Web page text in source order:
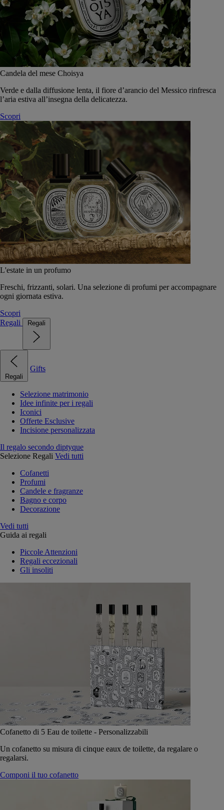
Candela del mese Choisya
Verde e dalla diffusione lenta, il fiore d’arancio del Messico rinfresca
l’aria estiva all’insegna della delicatezza.
Scopri
L'estate in un profumo
Freschi, frizzanti, solari. Una selezione di profumi per accompagnare
ogni giornata estiva.
Scopri
Regali
Regali
Regali
Gifts
Selezione matrimonio
Idee infinite per i regali
Iconici
Offerte Esclusive
Incisione personalizzata
Il regalo secondo diptyque
Selezione Regali Vedi tutti
Cofanetti
Profumi
Candele e fragranze
Bagno e corpo
Decorazione
Vedi tutti
Guida ai regali
Piccole Attenzioni
Regali eccezionali
Gli insoliti
Cofanetto di 5 Eau de toilette - Personalizzabili
Un cofanetto su misura di cinque eaux de toilette, da regalare o
regalarsi.
Componi il tuo cofanetto